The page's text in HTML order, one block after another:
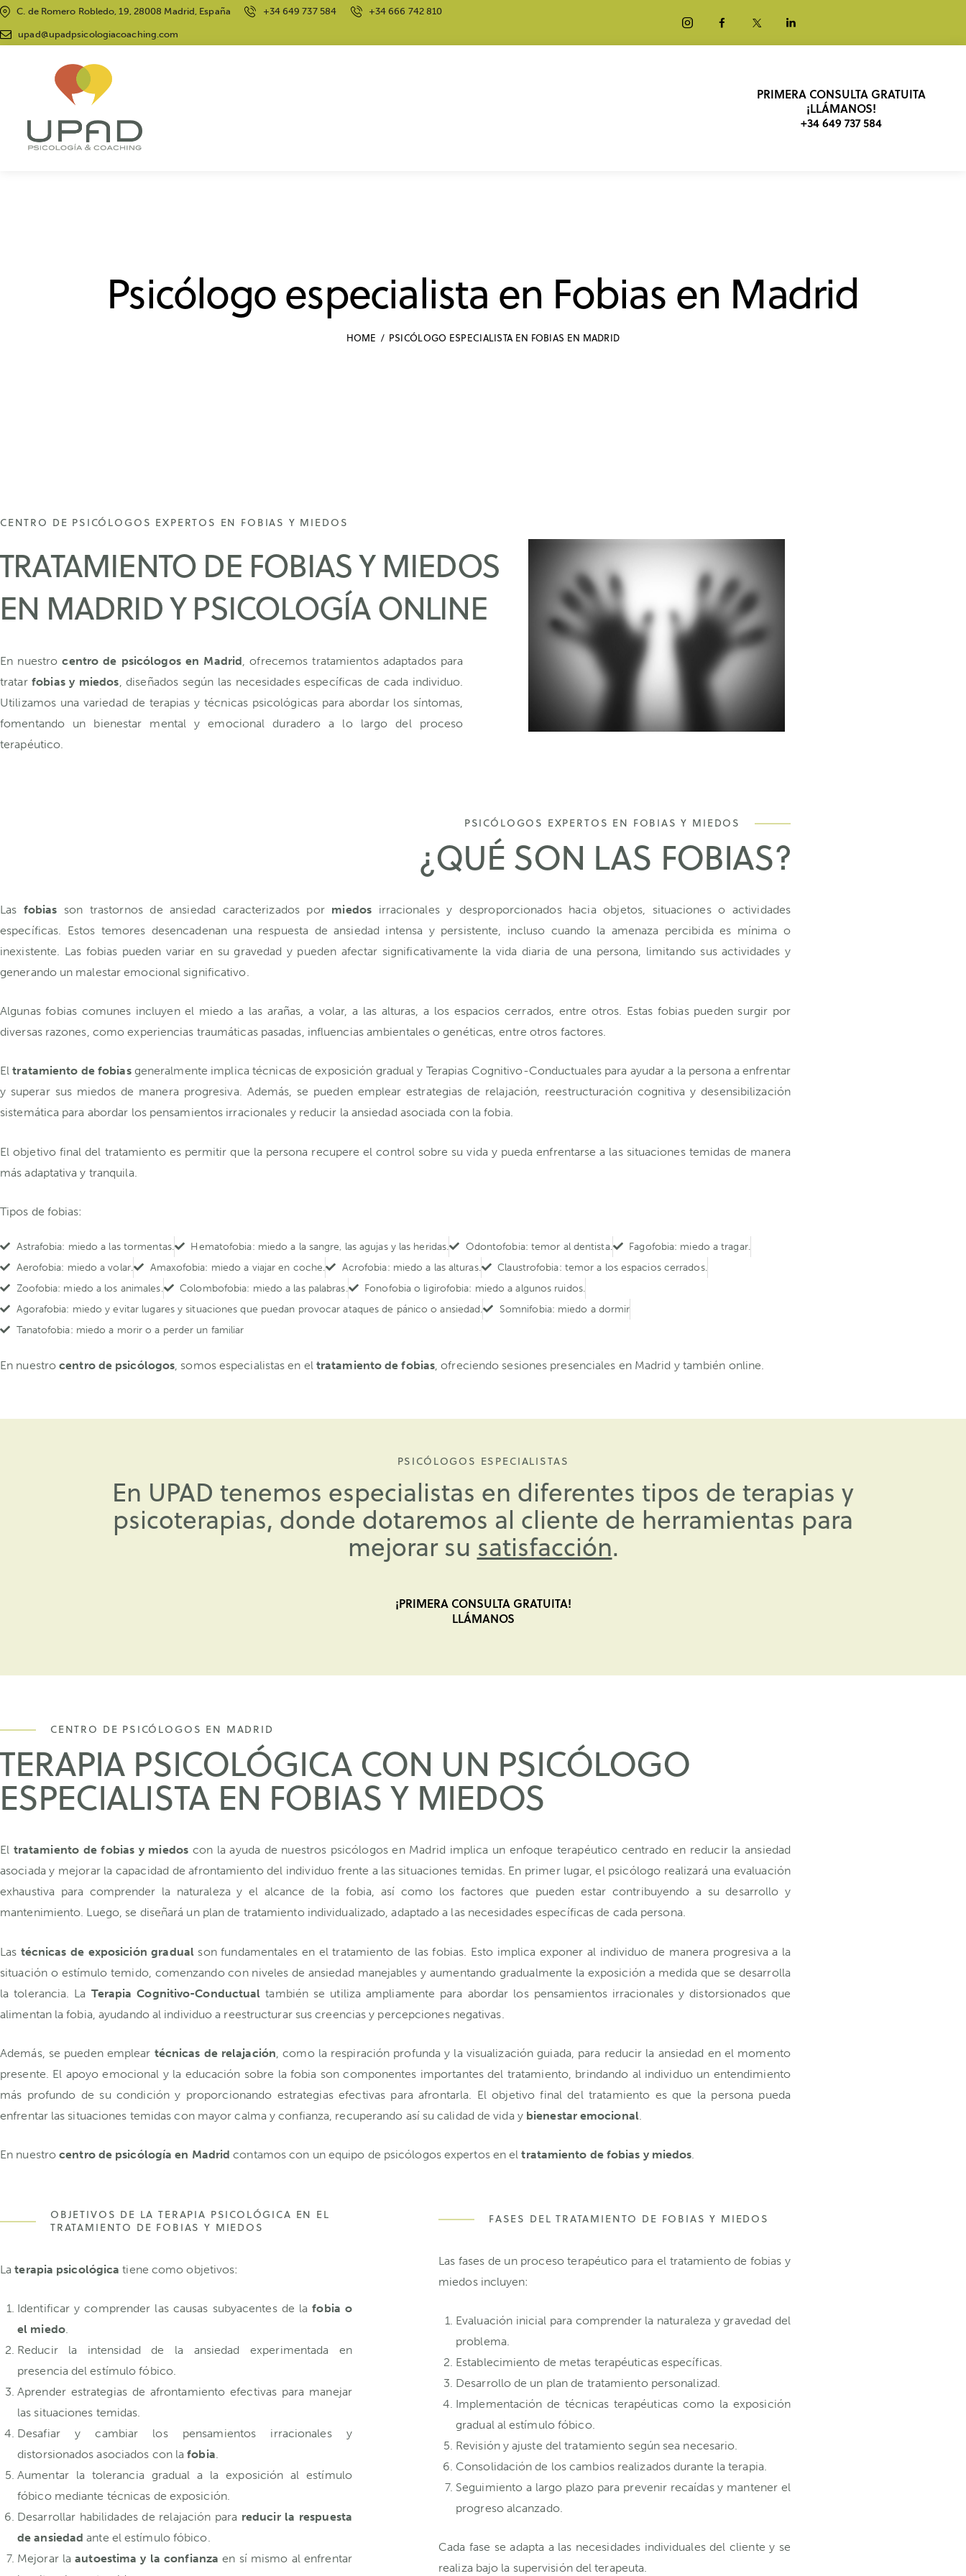
C. de Romero Robledo, 19, 28008 Madrid, España +34 649 737 584 +34 666 742 810
upad@upadpsicologiacoaching.com
PRIMERA CONSULTA GRATUITA
¡LLÁMANOS!
+34 649 737 584
Psicólogo especialista en Fobias en Madrid
HOME PSICÓLOGO ESPECIALISTA EN FOBIAS EN MADRID
CENTRO DE PSICÓLOGOS EXPERTOS EN FOBIAS Y MIEDOS
TRATAMIENTO DE FOBIAS Y MIEDOS
EN MADRID Y PSICOLOGÍA ONLINE
En nuestrocentro de psicólogos en Madrid, ofrecemos tratamientos adaptados para
tratarfobias y miedos, diseñados según las necesidades específicas de cada individuo.
Utilizamos una variedad de terapias y técnicas psicológicas para abordar los síntomas,
fomentando un bienestar mental y emocional duradero a lo largo del proceso
terapéutico.
PSICÓLOGOS EXPERTOS EN FOBIAS Y MIEDOS
¿QUÉ SON LAS FOBIAS?
Las fobias son trastornos de ansiedad caracterizados por miedosirracionales y desproporcionados hacia objetos, situaciones o actividades
específicas. Estos temores desencadenan una respuesta de ansiedad intensa y persistente, incluso cuando la amenaza percibida es mínima o
inexistente. Las fobias pueden variar en su gravedad y pueden afectar significativamente la vida diaria de una persona, limitando sus actividades y
generando un malestar emocional significativo.
Algunas fobias comunes incluyen el miedo a las arañas, a volar, a las alturas, a los espacios cerrados, entre otros. Estas fobias pueden surgir por
diversas razones, como experiencias traumáticas pasadas, influencias ambientales o genéticas, entre otros factores.
Eltratamiento de fobiasgeneralmente implica técnicas de exposición gradual y Terapias Cognitivo-Conductuales para ayudar a la persona a enfrentar
y superar sus miedos de manera progresiva. Además, se pueden emplear estrategias de relajación, reestructuración cognitiva y desensibilización
sistemática para abordar los pensamientos irracionales y reducir la ansiedad asociada con la fobia.
El objetivo final del tratamiento es permitir que la persona recupere el control sobre su vida y pueda enfrentarse a las situaciones temidas de manera
más adaptativa y tranquila.
Tipos de fobias:
Astrafobia: miedo a las tormentas. Hematofobia: miedo a la sangre, las agujas y las heridas. Odontofobia: temor al dentista.
Fagofobia: miedo a tragar.
Aerofobia: miedo a volar.
Amaxofobia: miedo a viajar en coche. Acrofobia: miedo a las alturas.
Claustrofobia: temor a los espacios cerrados.
Zoofobia: miedo a los animales.
Colombofobia: miedo a las palabras.
Fonofobia o ligirofobia: miedo a algunos ruidos.
Agorafobia: miedo y evitar lugares y situaciones que puedan provocar ataques de pánico o ansiedad.
Somnifobia: miedo a dormir
Tanatofobia: miedo a morir o a perder un familiar
En nuestrocentro de psicólogos , somos especialistas en el tratamiento de fobias , ofreciendo sesiones presenciales en Madrid y también online.
PSICÓLOGOS ESPECIALISTAS
En UPAD tenemos especialistas en diferentes tipos de terapias y
psicoterapias, donde dotaremos al cliente de herramientas para
mejorar susa.
¡PRIMERA CONSULTA GRATUITA!
LLÁMANOS
CENTRO DE PSICÓLOGOS EN MADRID
TERAPIA PSICOLÓGICA CON UN PSICÓLOGO
ESPECIALISTA EN FOBIAS Y MIEDOS
El tratamiento de fobias y miedos con la ayuda de nuestros psicólogos en Madrid implica un enfoque terapéutico centrado en reducir la ansiedad
asociada y mejorar la capacidad de afrontamiento del individuo frente a las situaciones temidas. En primer lugar, el psicólogo realizará una evaluación
exhaustiva para comprender la naturaleza y el alcance de la fobia, así como los factores que pueden estar contribuyendo a su desarrollo y
mantenimiento. Luego, se diseñará un plan de tratamiento individualizado, adaptado a las necesidades específicas de cada persona.
Las técnicas de exposición gradualson fundamentales en el tratamiento de las fobias. Esto implica exponer al individuo de manera progresiva a la
situación o estímulo temido, comenzando con niveles de ansiedad manejables y aumentando gradualmente la exposición a medida que se desarrolla
la tolerancia. La Terapia Cognitivo-Conductual también se utiliza ampliamente para abordar los pensamientos irracionales y distorsionados que
alimentan la fobia, ayudando al individuo a reestructurar sus creencias y percepciones negativas.
Además, se pueden emplear técnicas de relajación , como la respiración profunda y la visualización guiada, para reducir la ansiedad en el momento
presente. El apoyo emocional y la educación sobre la fobia son componentes importantes del tratamiento, brindando al individuo un entendimiento
más profundo de su condición y proporcionando estrategias efectivas para afrontarla. El objetivo final del tratamiento es que la persona pueda
enfrentar las situaciones temidas con mayor calma y confianza, recuperando así su calidad de vida y bienestar emocional.
En nuestrocentro de psicólogía en Madrid contamos con un equipo de psicólogos expertos en eltratamiento de fobias y miedos
OBJETIVOS DE LA TERAPIA PSICOLÓGICA EN EL
TRATAMIENTO DE FOBIAS Y MIEDOS
Laterapia psicológica tiene como objetivos:
Identificar y comprender las causas subyacentes de lafobia o
el miedo.
Reducir la intensidad de la ansiedad experimentada en
presencia del estímulo fóbico.
Aprender estrategias de afrontamiento efectivas para manejar
las situaciones temidas.
Desafiar y cambiar los pensamientos irracionales y
distorsionados asociados con lafobia.
Aumentar la tolerancia gradual a la exposición al estímulo
fóbico mediante técnicas de exposición.
Desarrollar habilidades de relajación para reducir la respuesta
de ansiedad ante el estímulo fóbico.
Mejorar laautoestima y la confianza en sí mismo al enfrentar
FASES DEL TRATAMIENTO DE FOBIAS Y MIEDOS
Las fases de un proceso terapéutico para el tratamiento de fobias y
miedos incluyen:
Evaluación inicial para comprender la naturaleza y gravedad del
problema.
Establecimiento de metas terapéuticas específicas.
Desarrollo de un plan de tratamiento personalizad.
Implementación de técnicas terapéuticas como la exposición
gradual al estímulo fóbico.
Revisión y ajuste del tratamiento según sea necesario.
Consolidación de los cambios realizados durante la terapia.
Seguimiento a largo plazo para prevenir recaídas y mantener el
progreso alcanzado.
Cada fase se adapta a las necesidades individuales del cliente y se
realiza bajo la supervisión del terapeuta.